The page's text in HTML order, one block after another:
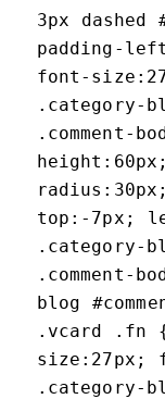
3px
padding-
font-
.category-
.comment-
top:-7px;
.category-
.comment-
blog
.vcard .fn
size:27px;
.category-